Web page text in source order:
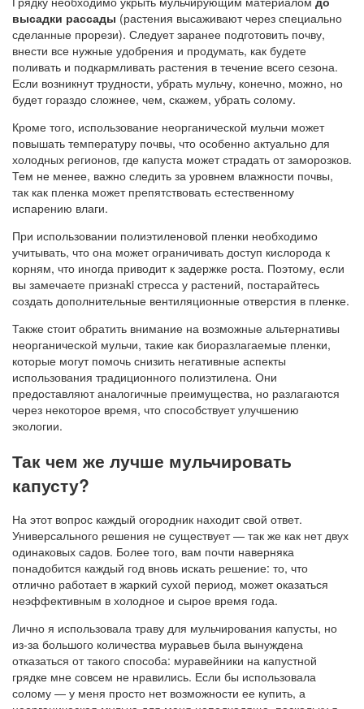
высадки рассады (растения высаживают через специально
сделанные прорези). Следует заранее подготовить почву,
внести все нужные удобрения и продумать, как будете
поливать и подкармливать растения в течение всего сезона.
Если возникнут трудности, убрать мульчу, конечно, можно, но
будет гораздо сложнее, чем, скажем, убрать солому.
Кроме того, использование неорганической мульчи может
повышать температуру почвы, что особенно актуально для
холодных регионов, где капуста может страдать от заморозков.
Тем не менее, важно следить за уровнем влажности почвы,
так как пленка может препятствовать естественному
испарению влаги.
При использовании полиэтиленовой пленки необходимо
учитывать, что она может ограничивать доступ кислорода к
корням, что иногда приводит к задержке роста. Поэтому, если
вы замечаете признаki стресса у растений, постарайтесь
создать дополнительные вентиляционные отверстия в пленке.
Также стоит обратить внимание на возможные альтернативы
неорганической мульчи, такие как биоразлагаемые пленки,
которые могут помочь снизить негативные аспекты
использования традиционного полиэтилена. Они
предоставляют аналогичные преимущества, но разлагаются
через некоторое время, что способствует улучшению
экологии.
Так чем же лучше мульчировать
капусту?
На этот вопрос каждый огородник находит свой ответ.
Универсального решения не существует — так же как нет двух
одинаковых садов. Более того, вам почти наверняка
понадобится каждый год вновь искать решение: то, что
отлично работает в жаркий сухой период, может оказаться
неэффективным в холодное и сырое время года.
Лично я использовала траву для мульчирования капусты, но
из-за большого количества муравьев была вынуждена
отказаться от такого способа: муравейники на капустной
грядке мне совсем не нравились. Если бы использовала
солому — у меня просто нет возможности ее купить, а